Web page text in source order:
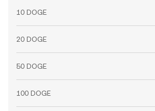
10 DOGE
20 DOGE
50 DOGE
100 DOGE